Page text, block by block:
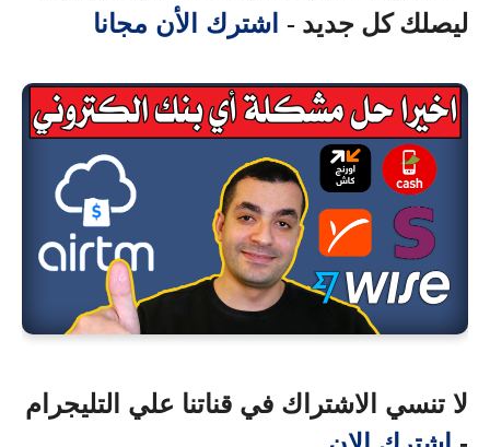
ليصلك كل جديد - اشترك الأن مجانا
لا تنسي الاشتراك في قناتنا علي التليجرام